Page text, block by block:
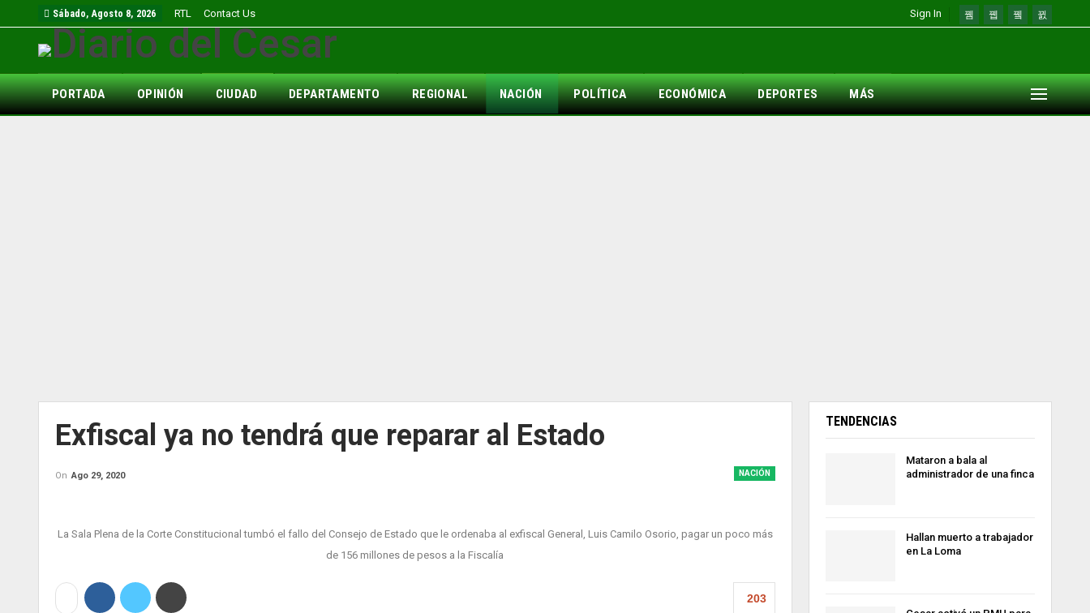
Sign In
Sábado, Agosto 8, 2026 RTL Contact Us
PORTADA OPINIÓN CIUDAD DEPARTAMENTO REGIONAL NACIÓN POLÍTICA ECONÓMICA DEPORTES MÁS
Exfiscal ya no tendrá que reparar al Estado
NACIÓN
On Ago 29, 2020
La Sala Plena de la Corte Constitucional tumbó el fallo del Consejo de Estado que le ordenaba al exfiscal General, Luis Camilo Osorio, pagar un poco más
de 156 millones de pesos a la Fiscalía
203
TENDENCIAS
Mataron a bala al
administrador de una finca
Hallan muerto a trabajador
en La Loma